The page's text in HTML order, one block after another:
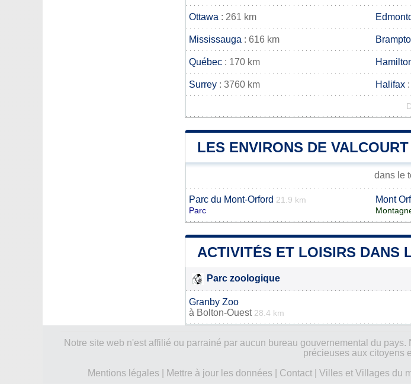
Ottawa : 261 km
Mississauga : 616 km
Québec : 170 km
Surrey : 3760 km Halifax
LES ENVIRONS DE VALCOURT
dans le
Parc du Mont-Orford 21.9 km
Parc
Mont
ACTIVITÉS ET LOISIRS DANS
Parc zoologique
Granby Zoo
à Bolton-Ouest 28.4 km
Notre site web n'est affilié ou parrainé par aucun bureau gouvernemental du
précieuses aux citoyens
Mentions légales| Mettre à jour les données| Contact| Villes et Villages du